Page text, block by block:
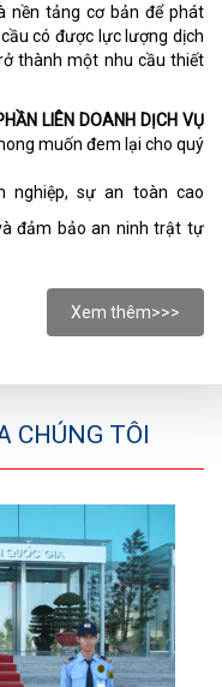
nền tảng cơ bản để phát
có được lực lượng dịch
thành một nhu cầu thiết
LIÊN DOANH DỊCH VỤ
muốn đem lại cho quý
nghiệp, sự an toàn cao
đảm bảo an ninh trật tự
Xem thêm>>>
CHÚNG TÔI